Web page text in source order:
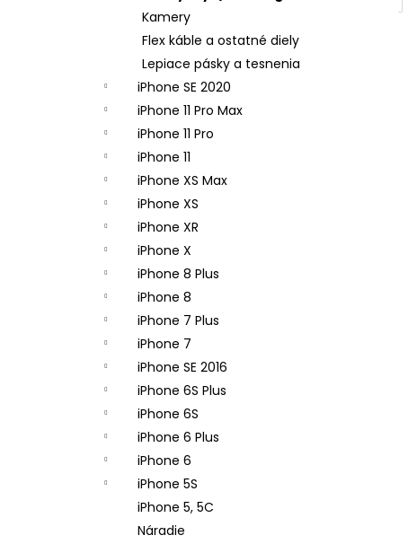
Kamery
Flex káble a ostatné diely
Lepiace pásky a tesnenia
iPhone SE 2020
iPhone 11 Pro Max
iPhone 11 Pro
iPhone 11
iPhone XS Max
iPhone XS
iPhone XR
iPhone X
iPhone 8 Plus
iPhone 8
iPhone 7 Plus
iPhone 7
iPhone SE 2016
iPhone 6S Plus
iPhone 6S
iPhone 6 Plus
iPhone 6
iPhone 5S
iPhone 5, 5C
Náradie